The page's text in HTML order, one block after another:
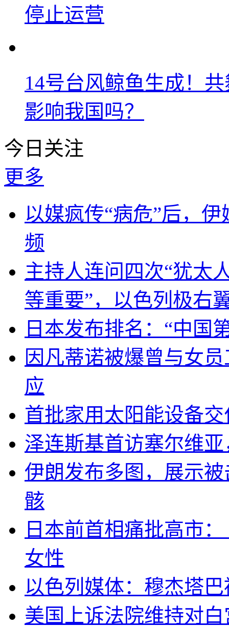
停止运营
14号台风鲸鱼生成！
影响我国吗？
今日关注
更多
以媒疯传“病危”后，
频
主持人连问四次“犹太
等重要”，以色列极右
日本发布排名：“中国
因凡蒂诺被爆曾与女
应
首批家用太阳能设备
泽连斯基首访塞尔维
伊朗发布多图，展示
骸
日本前首相痛批高市
女性
以色列媒体：穆杰塔
美国上诉法院维持对